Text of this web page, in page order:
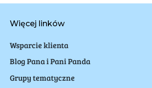
Więcej linków
Wsparcie klienta
Blog Pana i Pani Panda
Grupy tematyczne